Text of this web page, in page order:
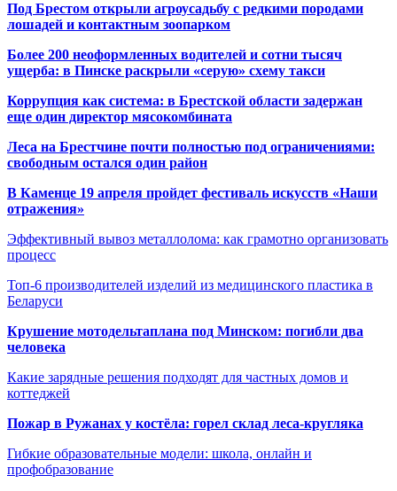
Под Брестом открыли агроусадьбу с редкими породами
лошадей и контактным зоопарком
Более 200 неоформленных водителей и сотни тысяч
ущерба: в Пинске раскрыли «серую» схему такси
Коррупция как система: в Брестской области задержан
еще один директор мясокомбината
Леса на Брестчине почти полностью под ограничениями:
свободным остался один район
В Каменце 19 апреля пройдет фестиваль искусств «Наши
отражения»
Эффективный вывоз металлолома: как грамотно организовать
процесс
Топ-6 производителей изделий из медицинского пластика в
Беларуси
Крушение мотодельтаплана под Минском: погибли два
человека
Какие зарядные решения подходят для частных домов и
коттеджей
Пожар в Ружанах у костёла: горел склад леса-кругляка
Гибкие образовательные модели: школа, онлайн и
профобразование